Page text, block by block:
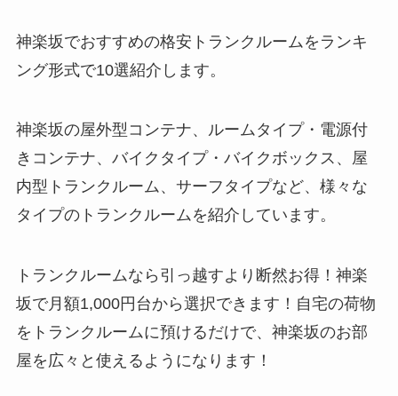
神楽坂でおすすめの格安トランクルームをランキ
ング形式で10選紹介します。
神楽坂の屋外型コンテナ、ルームタイプ・電源付
きコンテナ、バイクタイプ・バイクボックス、屋
内型トランクルーム、サーフタイプなど、様々な
タイプのトランクルームを紹介しています。
トランクルームなら引っ越すより断然お得！神楽
坂で月額1,000円台から選択できます！自宅の荷物
をトランクルームに預けるだけで、神楽坂のお部
屋を広々と使えるようになります！